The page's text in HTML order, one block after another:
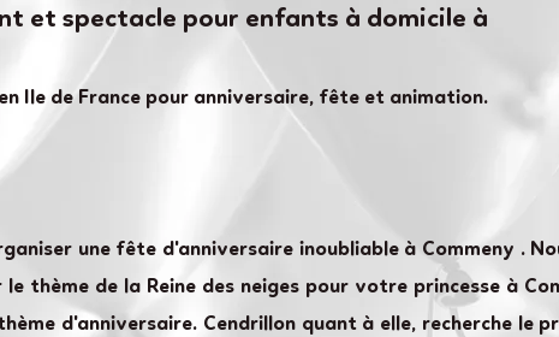
et spectacle pour enfants à domicile à
Ile de France pour anniversaire, fête et animation.
une fête d'anniversaire inoubliable à Commeny .
le thème de la Reine des neiges pour votre princesse à
d'anniversaire. Cendrillon quant à elle, recherche le